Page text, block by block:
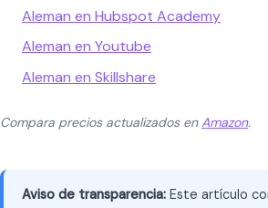
Aleman en Hubspot Academy
Aleman en Youtube
Aleman en Skillshare
Compara precios actualizados enAmazon.
Aviso de transparencia: Este artículo